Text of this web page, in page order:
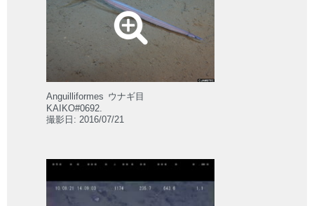
Anguilliformes ウナギ目
KAIKO#0692.
撮影日: 2016/07/21